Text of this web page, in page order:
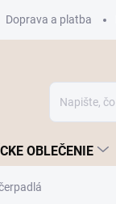
Doprava a platba
OBLEČENIE